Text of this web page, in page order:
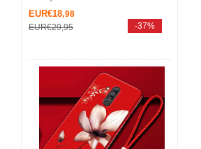
EUR€18,98
EUR€29,95 -37%